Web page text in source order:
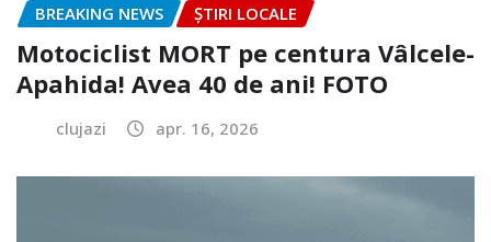
BREAKING NEWS ȘTIRI LOCALE
Motociclist MORT pe centura Vâlcele-
Apahida! Avea 40 de ani! FOTO
clujazi apr. 16, 2026